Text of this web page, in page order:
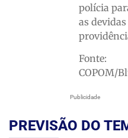
Publicidade
polícia
as devidas
Fonte:
COPOM/
PREVISÃO DO